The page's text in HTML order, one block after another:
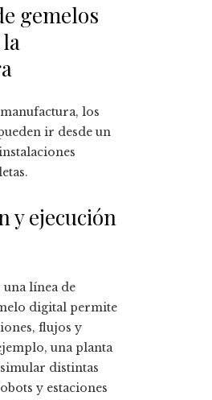
gemelos
los
ir desde un
y ejecución
línea de
digital permite
flujos y
una planta
distintas
y estaciones